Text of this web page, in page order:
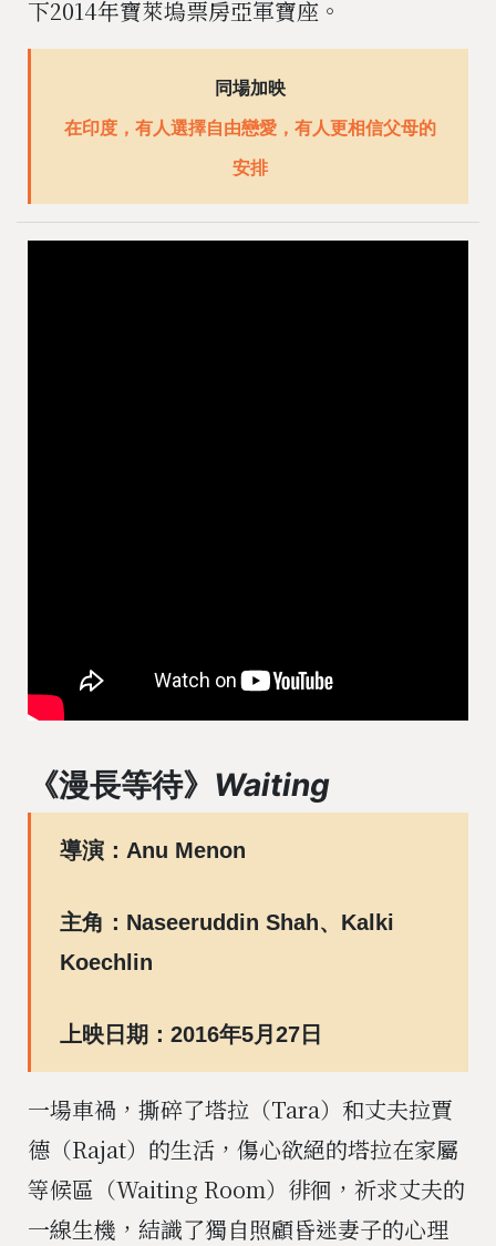
下2014年寶萊塢票房亞軍寶座。
同場加映
在印度，有人選擇自由戀愛，有人更相信父母的
安排
《漫長等待》 Waiting
導演：Anu Menon
主角：Naseeruddin Shah、Kalki
Koechlin
上映日期：2016年5月27日
一場車禍，撕碎了塔拉（Tara）和丈夫拉賈
德（Rajat）的生活，傷心欲絕的塔拉在家屬
等候區（Waiting Room）徘徊，祈求丈夫的
一線生機，結識了獨自照顧昏迷妻子的心理